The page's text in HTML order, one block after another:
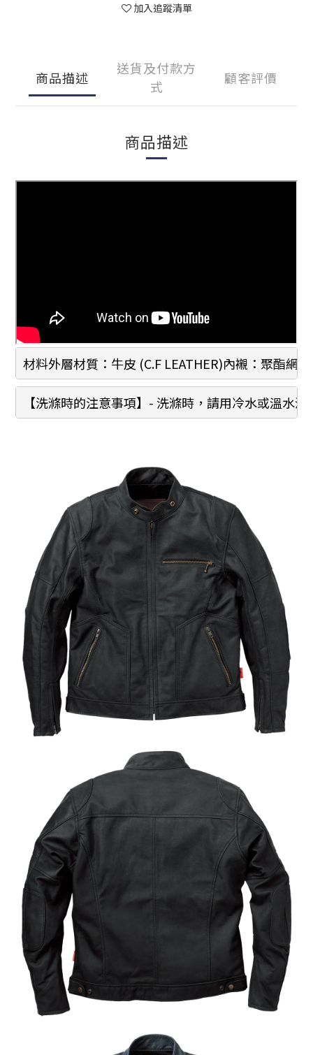
加入追蹤清單
商品描述
送貨及付款方
式
顧客評價
商品描述
材料外層材質：牛皮 (C.F LEATHER)內襯：聚酯網
【洗滌時的注意事項】- 洗滌時，請用冷水或溫